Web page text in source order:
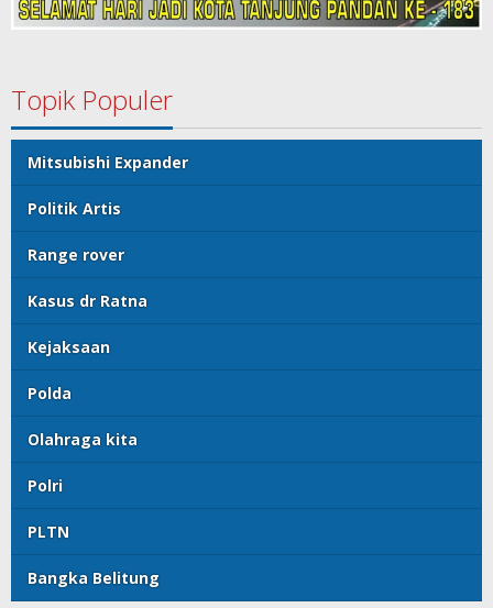
Topik Populer
Mitsubishi Expander
Politik Artis
Range rover
Kasus dr Ratna
Kejaksaan
Polda
Olahraga kita
Polri
PLTN
Bangka Belitung